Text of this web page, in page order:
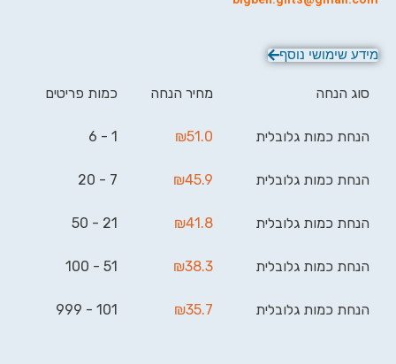
מידע שימושי נוסף
סוג הנחה מחיר הנחה כמות פריטים
הנחת כמות גלובלית ₪51.0
1 - 6
הנחת כמות גלובלית ₪45.9
7 - 20
הנחת כמות גלובלית ₪41.8
21 - 50
הנחת כמות גלובלית ₪38.3
51 - 100
הנחת כמות גלובלית ₪35.7
101 - 999